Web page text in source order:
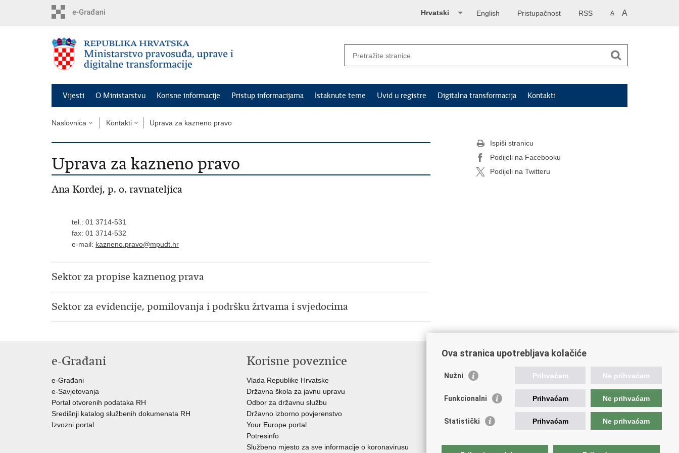
A A
RSS
Pristupačnost
English
Hrvatski
Vijesti O Ministarstvu Korisne informacije Pristup informacijama Istaknute teme Uvid u registre Digitalna transformacija Kontakti
Naslovnica Kontakti Uprava za kazneno pravo
Uprava za kazneno pravo
Ana Kordej, p. o. ravnateljica
tel.: 01 3714-531
fax: 01 3714-532
e-mail: kazneno.pravo@mpudt.hr
Sektor za propise kaznenog prava
Sektor za evidencije, pomilovanja i podršku žrtvama i svjedocima
Ispiši stranicu
Podijeli na Facebooku
Podijeli na Twitteru
e-Građani
e-Građani
e-Savjetovanja
Portal otvorenih podataka RH
Središnji katalog službenih dokumenata RH
Izvozni portal
Korisne poveznice
Vlada Republike Hrvatske
Državna škola za javnu upravu
Odbor za državnu službu
Državno izborno povjerenstvo
Your Europe portal
Potresinfo
Službeno mjesto za sve informacije o koronavirusu
Poveznice pravosudnog sustava
Portal sudova
Ured za suzbijanje korupcije i organiziranog kriminaliteta
Državnoodvjetničko vijeće
Hrvatska odvjetnička komora
Ova stranica upotrebljava kolačiće
Nužni Prihvaćam Ne prihvaćam
Funkcionalni Prihvaćam Ne prihvaćam
Statistički Prihvaćam Ne prihvaćam